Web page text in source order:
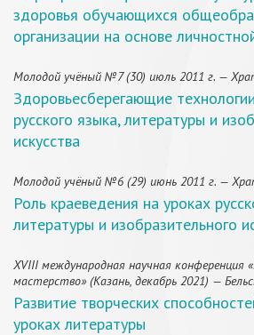
здоровья обучающихся
организации на основе
Молодой учёный №7 (30) июль 2011 г. —
Здоровьесберегающие
русского языка, литературы и
искусства
Молодой учёный №6 (29) июнь 2011 г. —
Роль краеведения на уроках
литературы и изобразительного
XVIII международная научная конференция
мастерство» (Казань, декабрь 2021) —
Развитие творческих
уроках литературы